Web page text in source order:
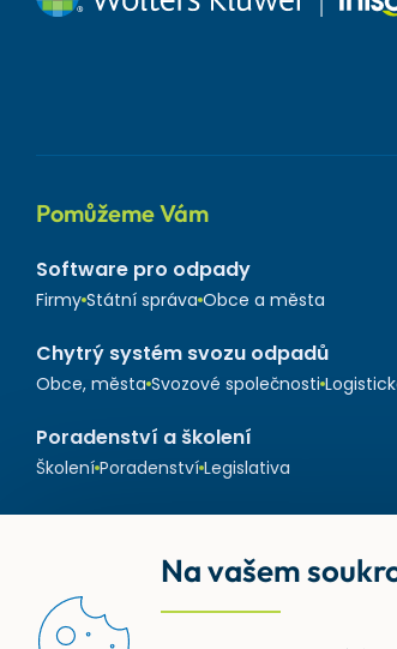
Pomůžeme Vám
Software pro odpady
Firmy Státní správa Obce a města
Chytrý systém svozu odpadů
Obce, města Svozové společnosti
Poradenství a školení
Školení Poradenství Legislativa
Na vašem